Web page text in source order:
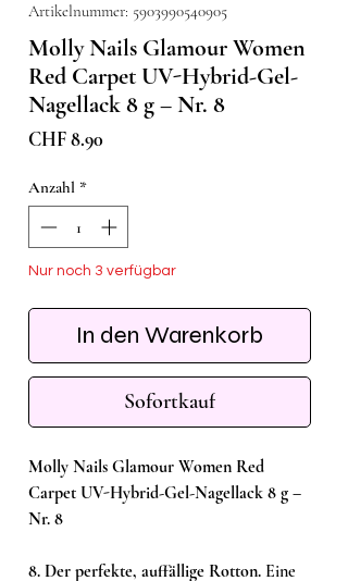
Artikelnummer: 5903990540905
Molly Nails Glamour Women
Red Carpet UV-Hybrid-Gel-
Nagellack 8 g – Nr. 8
CHF 8.90
Anzahl *
Nur noch 3 verfügbar
In den Warenkorb
Sofortkauf
Molly Nails Glamour Women Red
Carpet UV-Hybrid-Gel-Nagellack 8 g –
Nr. 8
8. Der perfekte, auffällige Rotton. Eine